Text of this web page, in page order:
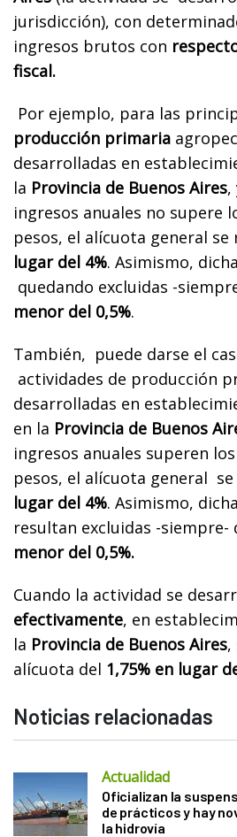
jurisdicción), con
ingresos brutos con
fiscal.
Por ejemplo, para las
producción primaria
desarrolladas en
la Provincia de Buenos Aires,
ingresos anuales no supere
pesos, el alícuota general se
lugar del 4%. Asimismo,
quedando excluidas -
menor del 0,5%.
También, puede darse el
actividades de producción
desarrolladas en
en la Provincia de Buenos
ingresos anuales superen
pesos, el alícuota general
lugar del 4%. Asimismo,
resultan excluidas -siempre-
menor del 0,5%.
Cuando la actividad se
efectivamente, en
la Provincia de Buenos Aires,
alícuota del 1,75% en lugar
Noticias relacionadas
Actualidad
Oficializan la
de prácticos y hay
la hidrovía